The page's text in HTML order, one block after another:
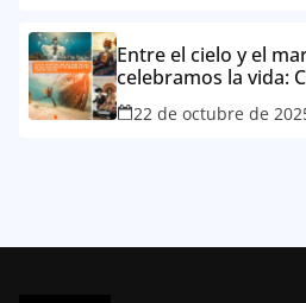
Entre el cielo y el
celebramos la vida:
Día de Muertos
22 de octubre de